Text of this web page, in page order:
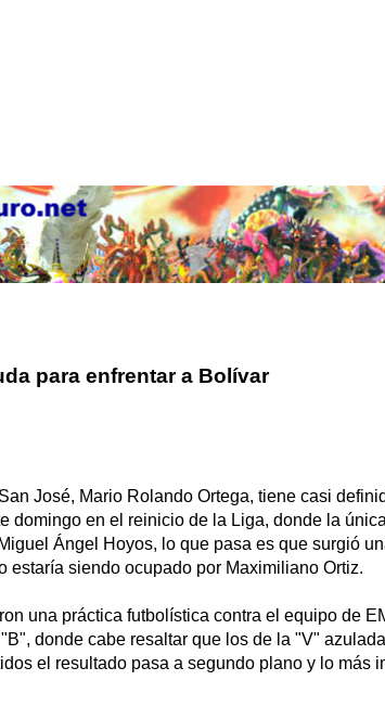
para enfrentar a Bolívar
José, Mario Rolando Ortega, tiene casi
domingo en el reinicio de la Liga, donde la
Ángel Hoyos, lo que pasa es que surgió
estaría siendo ocupado por Maximiliano Ortiz.
una práctica futbolística contra el equipo de
donde cabe resaltar que los de la "V"
el resultado pasa a segundo plano y lo más